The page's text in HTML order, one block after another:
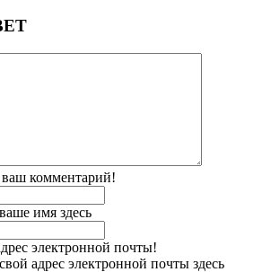
комментарий!
имя здесь
электронной почты!
адрес электронной почты здесь